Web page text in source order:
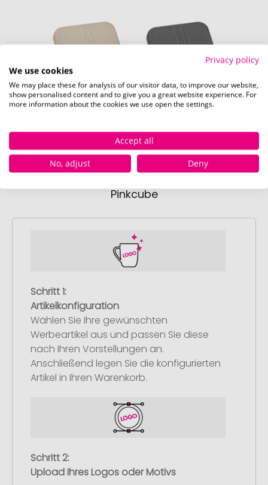
nature desert sand
Sofort verfügbar
nature ash grey
Sofort verfügbar
nature
Pinkcube
Schritt 1:
Artikelkonfiguration
Wählen Sie Ihre gewünschten
Werbeartikel aus und passen Sie diese
nach Ihren Vorstellungen an.
Anschließend legen Sie die konfigurierten
Artikel in Ihren Warenkorb.
Schritt 2:
Upload Ihres Logos oder Motivs
Privacy policy
We use cookies
We may place these for analysis of our visitor data, to improve our website,
show personalised content and to give you a great website experience. For
more information about the cookies we use open the settings.
Accept all
No, adjust
Deny